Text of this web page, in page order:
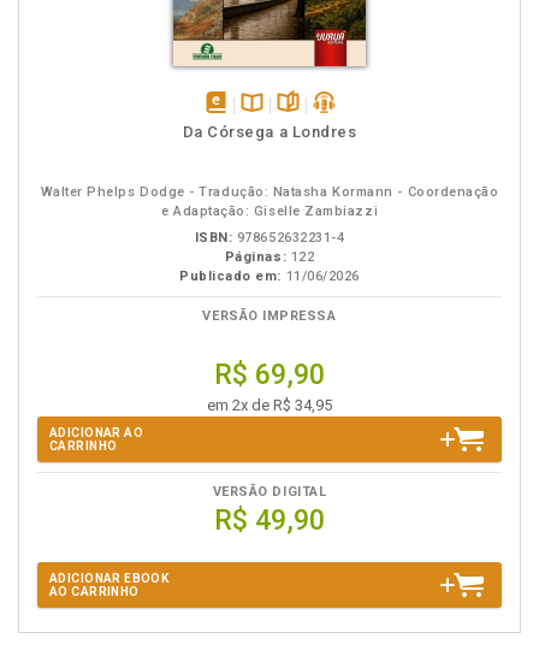
disponívelDisponível
páginaspodcast
Da Córsega a Londres
Walter Phelps Dodge - Tradução: Natasha Kormann - Coordenação
e Adaptação: Giselle Zambiazzi
ISBN: 978652632231-4
Páginas: 122
Publicado em: 11/06/2026
VERSÃO IMPRESSA
R$ 69,90
em 2x de R$ 34,95
ADICIONAR AO
CARRINHO
VERSÃO DIGITAL
R$ 49,90
ADICIONAR EBOOK
AO CARRINHO